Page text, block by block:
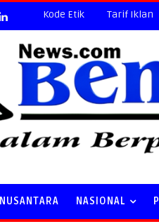
Kode Etik Tarif Iklan
NUSANTARA NASIONAL